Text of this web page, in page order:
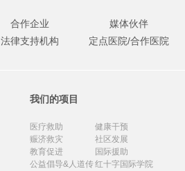
合作企业
媒体伙伴
法律支持机构 定点医院/合作医院
我们的项目
医疗救助
健康干预
赈济救灾
社区发展
教育促进
国际援助
公益倡导&人道传红十字国际学院